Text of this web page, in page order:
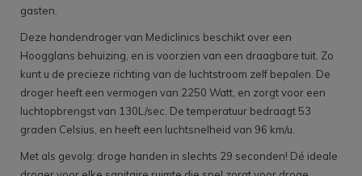
gasten.
Deze handendroger van Mediclinics beschikt over een
Hoogglans behuizing, en is voorzien van een draagbare tuit. Zo
kunt u de precieze richting van de luchtstroom zelf bepalen. De
droger heeft een vermogen van 2250 Watt, en zorgt voor een
luchtopbrengst van 130L/sec. De temperatuur bedraagt 53
graden Celsius, en heeft een luchtsnelheid van 96 km/u.
Met als gevolg: droge handen in slechts 29 seconden! Dé ideale